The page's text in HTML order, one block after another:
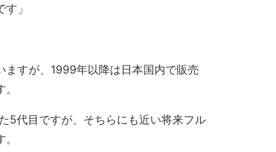
」
すが、1999年以降は日本国内で販売
5代目ですが、そちらにも近い将来フル